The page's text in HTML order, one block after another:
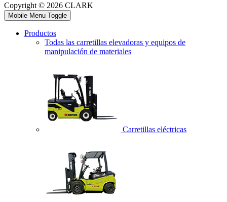
Copyright © 2026 CLARK
Mobile Menu Toggle
Productos
Todas las carretillas elevadoras y equipos de
manipulación de materiales
Carretillas eléctricas